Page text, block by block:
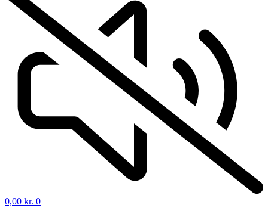
0,00 kr. 0